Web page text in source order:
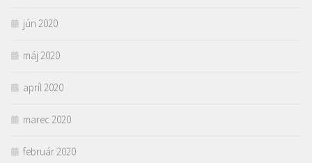
jún 2020
máj 2020
apríl 2020
marec 2020
február 2020